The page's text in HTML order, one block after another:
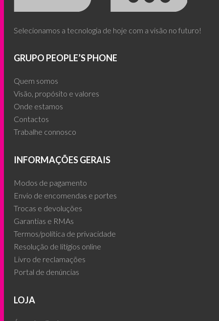
Selecionamos a tecnologia de hoje com a visão no futuro!
GRUPO PEOPLE’S PHONE
Quem somos
Visão, propósito e valores
Onde estamos
Contactos
Trabalhe connosco
INFORMAÇÕES GERAIS
Modos de pagamento
Envio de encomendas e portes
Trocas e devoluções
Garantias e RMAs
Termos/política de privacidade
Resolução de litígios online
Livro de reclamações
Portal de denúncias
LOJA